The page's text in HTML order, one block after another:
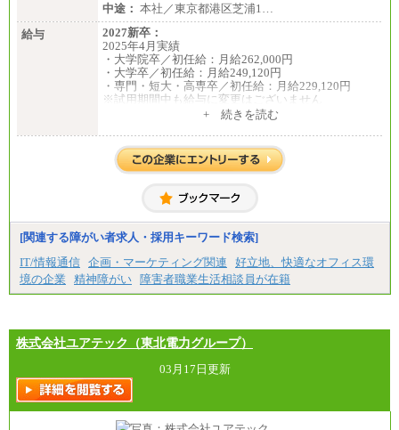
中途： 本社／東京都港区芝浦1…
給与
2027新卒：
2025年4月実績
・大学院卒／初任給：月給262,000円
・大学卒／初任給：月給249,120円
・専門・短大・高専卒／初任給：月給229,120円
※試用期間中も給与に変更はございません
※試用期間中(2ヶ月間)も給与等に変更はございませ
※給与額は、経験、能力を考慮し決定致します。
+ 続きを読む
[関連する障がい者求人・採用キーワード検索]
IT/情報通信 企画・マーケティング関連
好立地、快適なオフィス環
境の企業
精神障がい 障害者職業生活相談員が在籍
株式会社ユアテック（東北電力グループ）
03月17日更新